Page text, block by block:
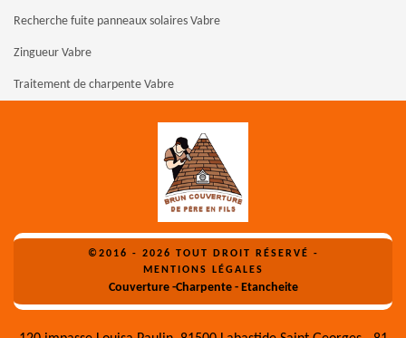
Recherche fuite panneaux solaires Vabre
Zingueur Vabre
Traitement de charpente Vabre
©2016 - 2026 TOUT DROIT RÉSERVÉ -
MENTIONS LÉGALES
Couverture -Charpente - Etancheite